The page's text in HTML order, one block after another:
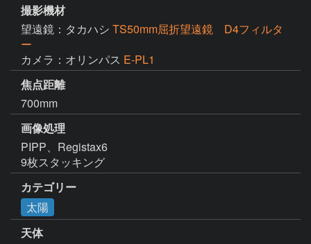
撮影機材
望遠鏡：タカハシ TS50mm屈折望遠鏡 D4フィルタ
ー
カメラ：オリンパス E-PL1
焦点距離
700mm
画像処理
PIPP、Registax6
9枚スタッキング
カテゴリー
太陽
天体